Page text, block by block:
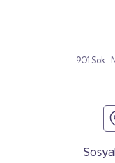
901.Sok.